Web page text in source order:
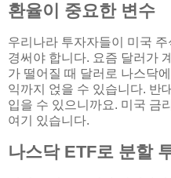
환율이 중요한 변수
우리나라 투자자들이 미국
경써야 합니다. 요즘 달러가
가 떨어질 때 달러로 나스닥
익까지 얹을 수 있습니다. 반
입을 수 있으니까요. 미국 금
여기 있습니다.
나스닥 ETF로 분할